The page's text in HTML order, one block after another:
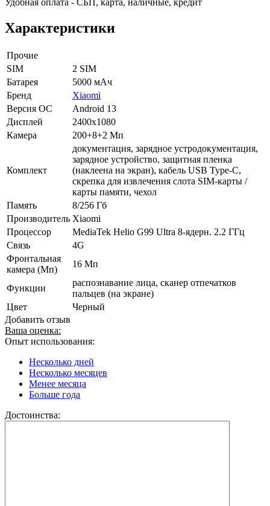
Характеристики
Прочие
SIM
2 SIM
Батарея
5000 мАч
Бренд
Xiaomi
Версия ОС
Android 13
Дисплей
2400х1080
Камера
200+8+2 Мп
Комплект
документация, зарядное устродокументация,
зарядное устройство, защитная пленка
(наклеена на экран), кабель USB Type-C,
скрепка для извлечения слота SIM-карты /
карты памяти, чехол
Память
8/256 Гб
Производитель Xiaomi
Процессор
MediaTek Helio G99 Ultra 8-ядерн. 2.2 ГГц
Связь
4G
Фронтальная
камера (Мп)
16 Мп
Функции
распознавание лица, сканер отпечатков
пальцев (на экране)
Цвет
Черный
Добавить отзыв
Ваша оценка:
Опыт использования:
Несколько дней
Несколько месяцев
Менее месяца
Больше года
Достоинства: